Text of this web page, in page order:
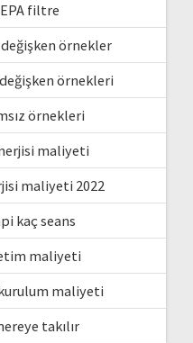
filtre
değişken örnekler
değişken örnekleri
örnekleri
maliyeti
maliyeti 2022
kaç seans
maliyeti
maliyeti
takılır